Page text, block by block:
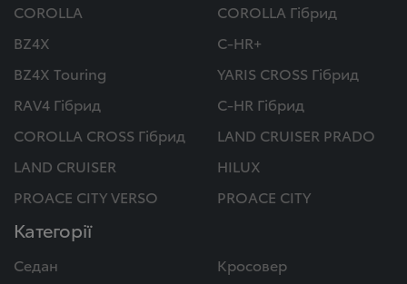
COROLLA
COROLLA Гібрид
BZ4X
C-HR+
BZ4X Touring
YARIS CROSS Гібрид
RAV4 Гібрид
C-HR Гібрид
COROLLA CROSS Гібрид
LAND CRUISER PRADO
LAND CRUISER
HILUX
PROACE CITY VERSO
PROACE CITY
Категорії
Седан
Кросовер